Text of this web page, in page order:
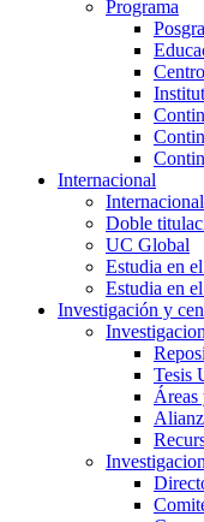
Programa
Internacional
Internacional
Doble
UC Global
Estudia en
Estudia en
Investigación y
Tesis
Áreas